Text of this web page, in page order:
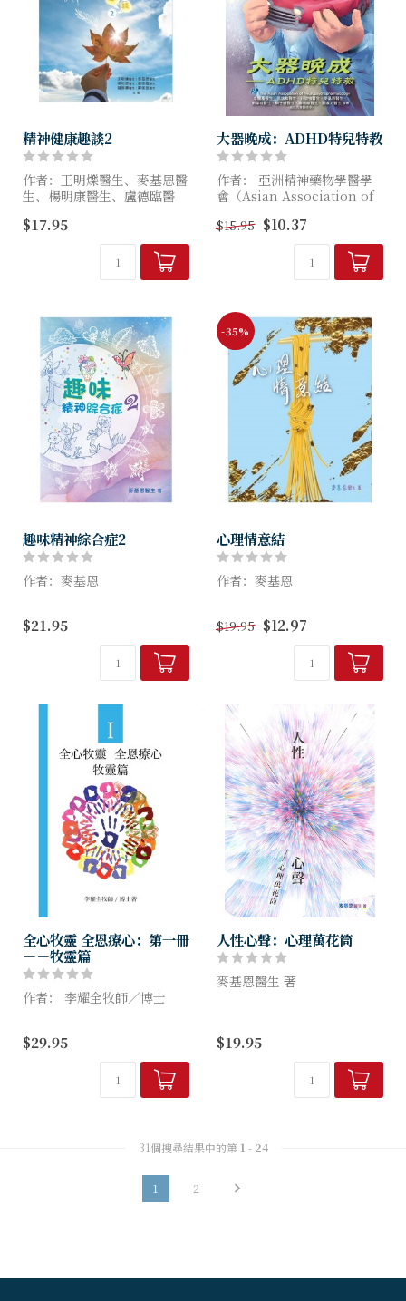
精神健康趣談2
作者：王明爍醫生、麥基恩醫
生、楊明康醫生、盧德臨醫
由六位資深的基督徒精神科專
家撰稿，分享日常生活比較容
易遇上的精神狀況，在其中...
$17.95
大器晚成：ADHD特兒特教
作者： 亞洲精神藥物學醫學
會（Asian Association of
李耀基醫生、張逸和醫生、莊
勁怡醫生、麥...
$15.95 $10.37
趣味精神綜合症2
作者：麥基恩
投入教會事奉，又致力推廣精
神健康、健康婚姻關係。關注
大眾的情緒問題，過去十多年
主理環球天道傳基協會「與情
$21.95
-35%
心理情意結
作者：麥基恩
就能夠更深認識自己的心理；
有需要的話，更可以幫助自己
修正思維，從而改善行為表
現，連帶人際關係也可能修
$19.95 $12.97
全心牧靈 全恩療心：第一冊
－－牧靈篇
作者： 李耀全牧師／博士
場上群羊的處境與困惑，包括
肢體在過去三年面對Covid-
19疫情大流行影響深遠的心靈
$29.95
人性心聲：心理萬花筒
麥基恩醫生 著
圍廣泛，於世界、社會及日常
生活，以至個人身上都容易發
現這些心理形態及行為，例如
$19.95
31個搜尋結果中的第 1 - 24
1 2